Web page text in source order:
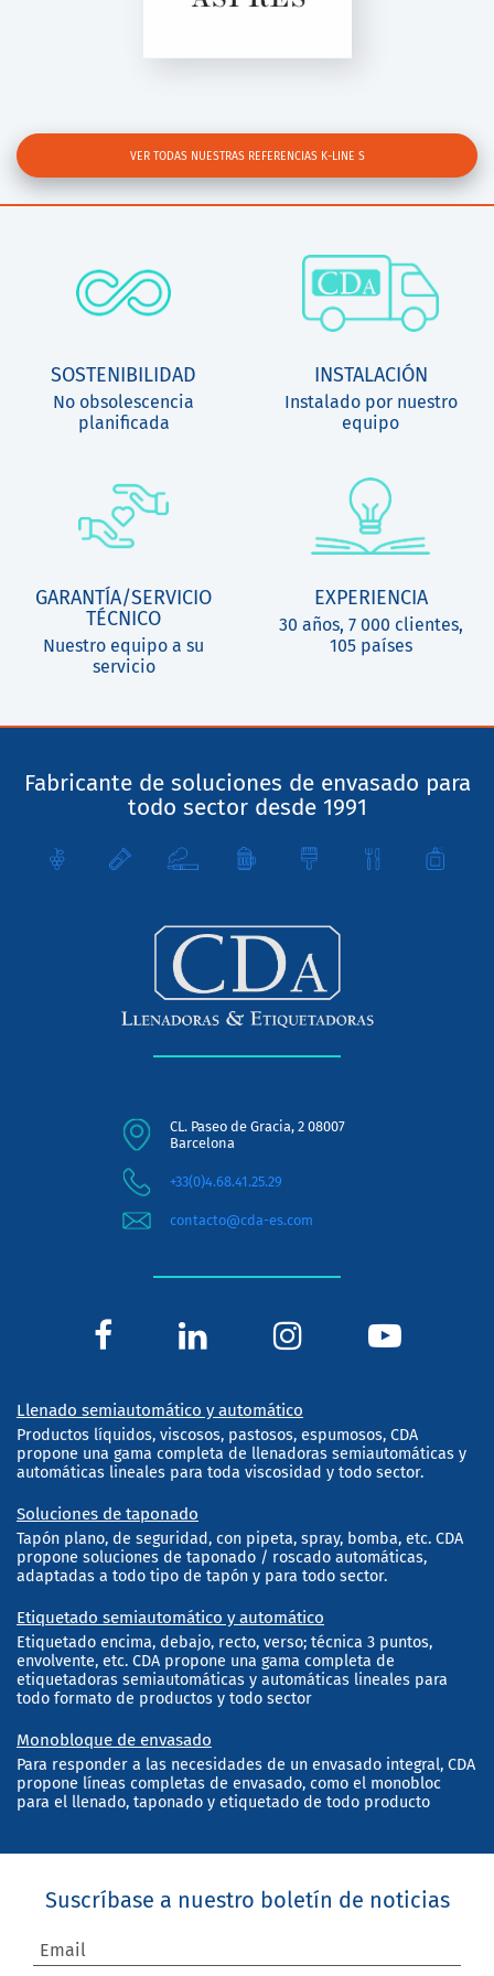
VER TODAS NUESTRAS REFERENCIAS K-LINE S
SOSTENIBILIDAD
No obsolescencia
planificada
INSTALACIÓN
Instalado por nuestro
equipo
GARANTÍA/SERVICIO
TÉCNICO
Nuestro equipo a su
servicio
EXPERIENCIA
30 años, 7 000 clientes,
105 países
Fabricante de soluciones de envasado para
todo sector desde 1991
CL. Paseo de Gracia, 2 08007
Barcelona
+33(0)4.68.41.25.29
contacto@cda-es.com
Llenado semiautomático y automático
Productos líquidos, viscosos, pastosos, espumosos, CDA
propone una gama completa de llenadoras semiautomáticas y
automáticas lineales para toda viscosidad y todo sector.
Soluciones de taponado
Tapón plano, de seguridad, con pipeta, spray, bomba, etc. CDA
propone soluciones de taponado / roscado automáticas,
adaptadas a todo tipo de tapón y para todo sector.
Etiquetado semiautomático y automático
Etiquetado encima, debajo, recto, verso; técnica 3 puntos,
envolvente, etc. CDA propone una gama completa de
etiquetadoras semiautomáticas y automáticas lineales para
todo formato de productos y todo sector
Monobloque de envasado
Para responder a las necesidades de un envasado integral, CDA
propone líneas completas de envasado, como el monobloc
para el llenado, taponado y etiquetado de todo producto
Suscríbase a nuestro boletín de noticias
Email